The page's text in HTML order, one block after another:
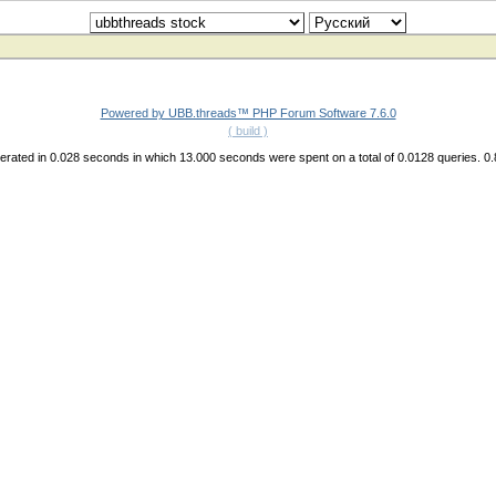
Powered by UBB.threads™ PHP Forum Software 7.6.0
( build )
in 0.028 seconds in which 13.000 seconds were spent on a total of 0.0128 queries.